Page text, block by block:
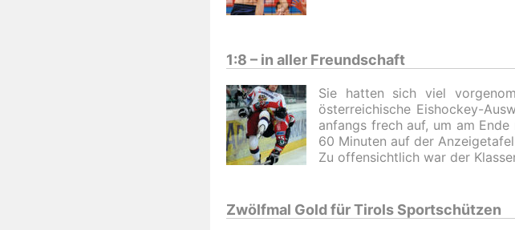
1:8 – in aller Freundschaft
Sie hatten sich viel
österreichische Eishockey-
anfangs frech auf, um am
60 Minuten auf der
Zu offensichtlich war der
Zwölfmal Gold für Tirols Sportschützen